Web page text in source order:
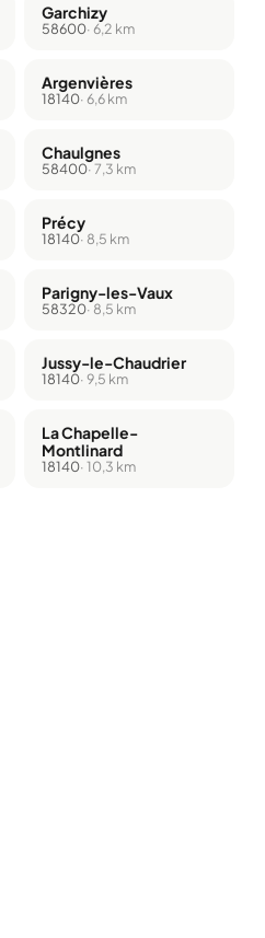
Garchizy
58600· 6,2 km
Argenvières
18140· 6,6 km
Chaulgnes
58400· 7,3 km
Précy
18140· 8,5 km
Parigny-les-Vaux
58320· 8,5 km
Jussy-le-Chaudrier
18140· 9,5 km
La Chapelle-
Montlinard
18140· 10,3 km